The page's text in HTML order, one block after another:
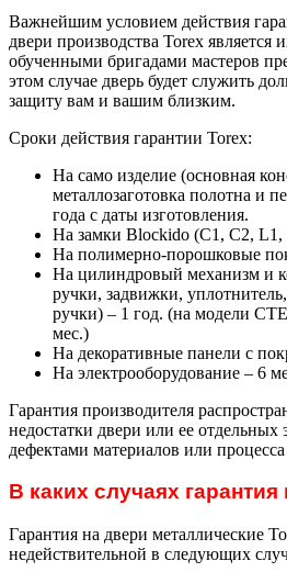
Важнейшим условием действия
двери производства Torex является
обученными бригадами мастеров
этом случае дверь будет служить
защиту вам и вашим близким.
Сроки действия гарантии Torex:
На само изделие (основная
металлозаготовка полотна и
года с даты изготовления.
На замки Blockido (C1, C2, L1,
На полимерно-порошковые
На цилиндровый механизм и
ручки, задвижки,
ручки) – 1 год. (на модели
мес.)
На декоративные панели с
На электрооборудование – 6
Гарантия производителя
недостатки двери или ее
дефектами материалов или
В каких случаях гарантия
Гарантия на двери металлические
недействительной в следующих